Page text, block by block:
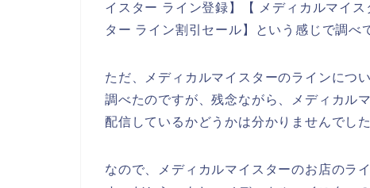
イスター ライン登録】【 メディカルマイ
ター ライン割引セール】という感じで調べ
ただ、メディカルマイスターのラインにつ
調べたのですが、残念ながら、メディカル
配信しているかどうかは分かりませんでした
なので、メディカルマイスターのお店のラ